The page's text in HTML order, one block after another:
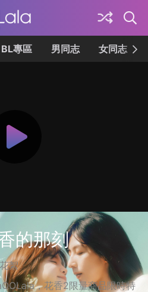
BL專區 男同志 女同志
的那刻
絮
，花香2限量商品限時特